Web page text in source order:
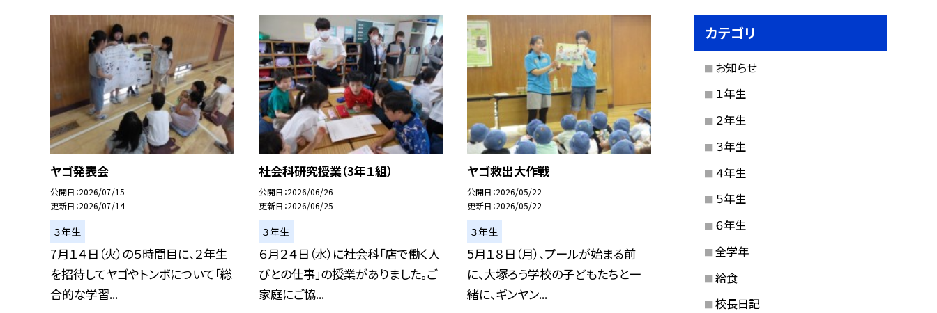
ヤゴ発表会
公開日 2026/07/15
更新日 2026/07/14
３年生
7月１４日（火）の５時間目に、２年生
を招待してヤゴやトンボについて「総
合的な学習...
社会科研究授業（3年１組）
公開日 2026/06/26
更新日 2026/06/25
３年生
６月２４日（水）に社会科「店で働く人
びとの仕事」の授業がありました。ご
家庭にご協...
ヤゴ救出大作戦
公開日 2026/05/22
更新日 2026/05/22
３年生
5月１８日（月）、プールが始まる前
に、大塚ろう学校の子どもたちと一
緒に、ギンヤン...
カテゴリ
お知らせ
１年生
２年生
３年生
４年生
５年生
６年生
全学年
給食
校長日記